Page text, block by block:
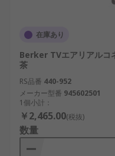
在庫あり
Berker TVエアリアルコ
茶
RS品番 440-952
メーカー型番 945602501
1個小計：
￥2,465.00(税抜)
数量